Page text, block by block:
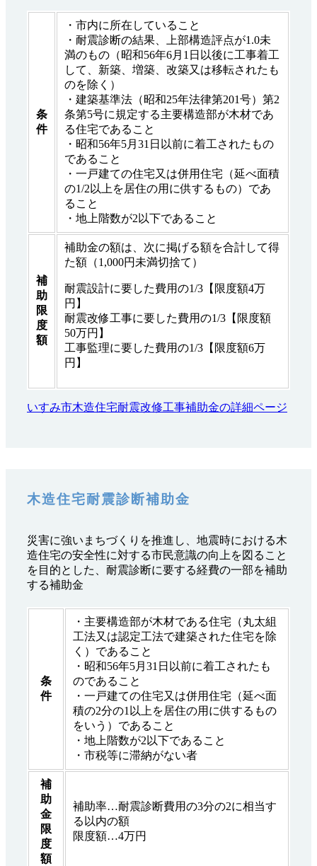
条
件
・市内に所在していること
・耐震診断の結果、上部構造評点が1.0未
満のもの（昭和56年6月1日以後に工事着工
して、新築、増築、改築又は移転されたも
のを除く）
・建築基準法（昭和25年法律第201号）第2
条第5号に規定する主要構造部が木材であ
る住宅であること
・昭和56年5月31日以前に着工されたもの
であること
・一戸建ての住宅又は併用住宅（延べ面積
の1/2以上を居住の用に供するもの）であ
ること
・地上階数が2以下であること
補
助
限
度
額
補助金の額は、次に掲げる額を合計して得
た額（1,000円未満切捨て）
耐震設計に要した費用の1/3【限度額4万
円】
耐震改修工事に要した費用の1/3【限度額
50万円】
工事監理に要した費用の1/3【限度額6万
円】
いすみ市木造住宅耐震改修工事補助金の詳細ページ
木造住宅耐震診断補助金
災害に強いまちづくりを推進し、地震時における木
造住宅の安全性に対する市民意識の向上を図ること
を目的とした、耐震診断に要する経費の一部を補助
する補助金
条
件
・主要構造部が木材である住宅（丸太組
工法又は認定工法で建築された住宅を除
く）であること
・昭和56年5月31日以前に着工されたも
のであること
・一戸建ての住宅又は併用住宅（延べ面
積の2分の1以上を居住の用に供するもの
をいう）であること
・地上階数が2以下であること
・市税等に滞納がない者
補
助
金
限
度
額
補助率…耐震診断費用の3分の2に相当す
る以内の額
限度額…4万円